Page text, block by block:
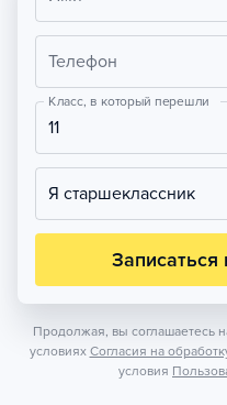
Телефон
Класс, в который перешли
11
Я старшеклассник
Записаться
Продолжая, вы соглашаетесь
условиях Согласия на
условия